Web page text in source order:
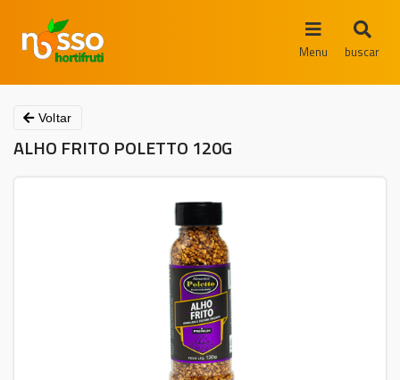
Menu buscar
Voltar
ALHO FRITO POLETTO 120G